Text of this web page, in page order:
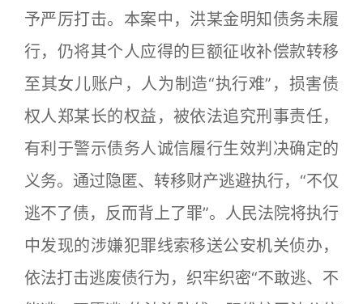
予严厉打击。本案中，洪某金明知债务未履
行，仍将其个人应得的巨额征收补偿款转移
至其女儿账户，人为制造“执行难”，损害债
权人郑某长的权益，被依法追究刑事责任，
有利于警示债务人诚信履行生效判决确定的
义务。通过隐匿、转移财产逃避执行，“不仅
逃不了债，反而背上了罪”。人民法院将执行
中发现的涉嫌犯罪线索移送公安机关侦办，
依法打击逃废债行为，织牢织密“不敢逃、不